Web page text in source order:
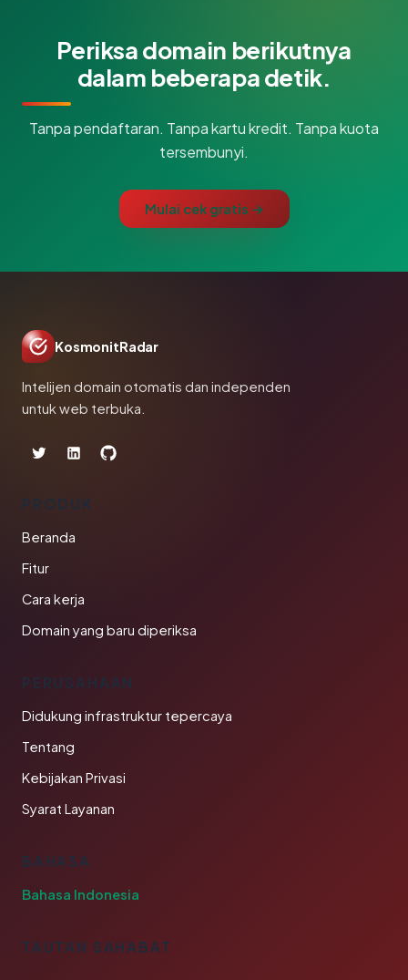
Periksa domain berikutnya
dalam beberapa detik.
Tanpa pendaftaran. Tanpa kartu kredit. Tanpa kuota
tersembunyi.
Mulai cek gratis →
KosmonitRadar
Intelijen domain otomatis dan independen
untuk web terbuka.
PRODUK
Beranda
Fitur
Cara kerja
Domain yang baru diperiksa
PERUSAHAAN
Didukung infrastruktur tepercaya
Tentang
Kebijakan Privasi
Syarat Layanan
BAHASA
Bahasa Indonesia
TAUTAN SAHABAT